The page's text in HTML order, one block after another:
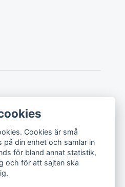
Cookies är små
på din enhet och samlar in
för bland annat statistik,
och för att sajten ska